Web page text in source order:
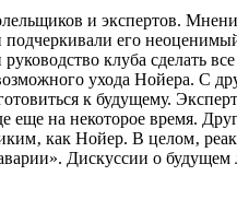
и экспертов.
его
клуба сделать
ухода Нойера. С
к будущему.
на некоторое время.
как Нойер. В целом‚
Дискуссии о будущем